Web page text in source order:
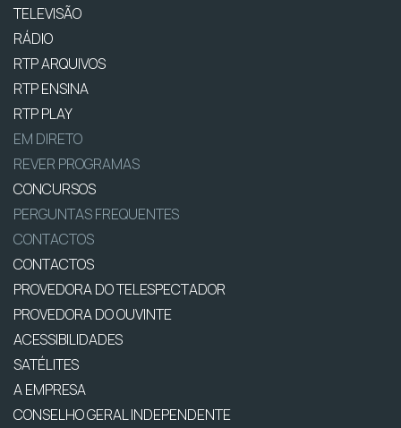
TELEVISÃO
RÁDIO
RTP ARQUIVOS
RTP ENSINA
RTP PLAY
EM DIRETO
REVER PROGRAMAS
CONCURSOS
PERGUNTAS FREQUENTES
CONTACTOS
CONTACTOS
PROVEDORA DO TELESPECTADOR
PROVEDORA DO OUVINTE
ACESSIBILIDADES
SATÉLITES
A EMPRESA
CONSELHO GERAL INDEPENDENTE